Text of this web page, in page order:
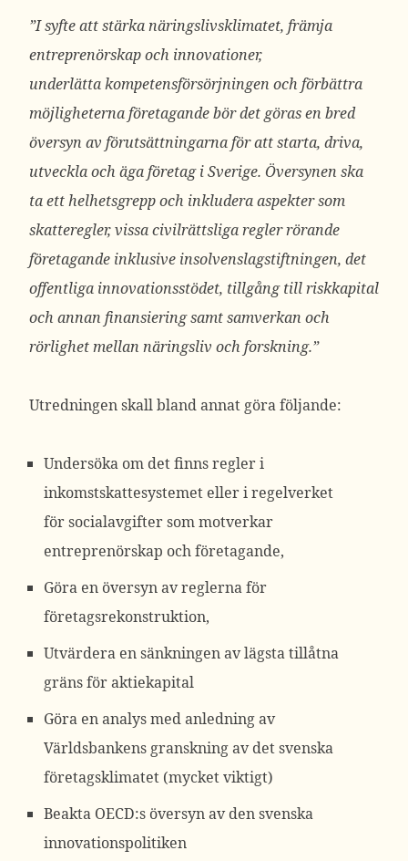
”I syfte att stärka näringslivsklimatet, främja
entreprenörskap och innovationer,
underlätta kompetensförsörjningen och förbättra
möjligheterna företagande bör det göras en bred
översyn av förutsättningarna för att starta, driva,
utveckla och äga företag i Sverige. Översynen ska
ta ett helhetsgrepp och inkludera aspekter som
skatteregler, vissa civilrättsliga regler rörande
företagande inklusive insolvenslagstiftningen, det
offentliga innovationsstödet, tillgång till riskkapital
och annan finansiering samt samverkan och
rörlighet mellan näringsliv och forskning.”
Utredningen skall bland annat göra följande:
Undersöka om det finns regler i
inkomstskattesystemet eller i regelverket
för socialavgifter som motverkar
entreprenörskap och företagande,
Göra en översyn av reglerna för
företagsrekonstruktion,
Utvärdera en sänkningen av lägsta tillåtna
gräns för aktiekapital
Göra en analys med anledning av
Världsbankens granskning av det svenska
företagsklimatet (mycket viktigt)
Beakta OECD:s översyn av den svenska
innovationspolitiken